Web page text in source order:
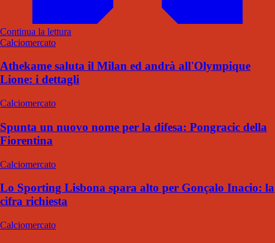
Continua la lettura
Calciomercato
Athekame saluta il Milan ed andrà all'Olympique
Lione: i dettagli
Calciomercato
Spunta un nuovo nome per la difesa: Pongracic della
Fiorentina
Calciomercato
Lo Sporting Lisbona spara alto per Gonçalo Inacio: la
cifra richiesta
Calciomercato